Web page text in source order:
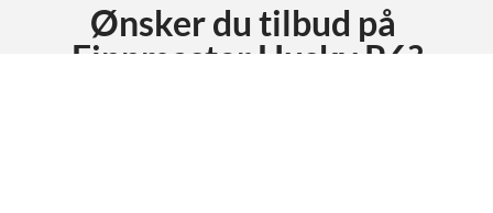
Ønsker du tilbud på
Finnmaster Husky R6?